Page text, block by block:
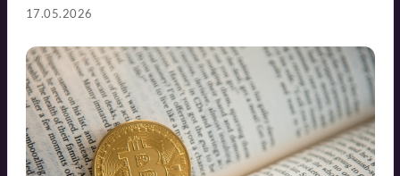
17.05.2026